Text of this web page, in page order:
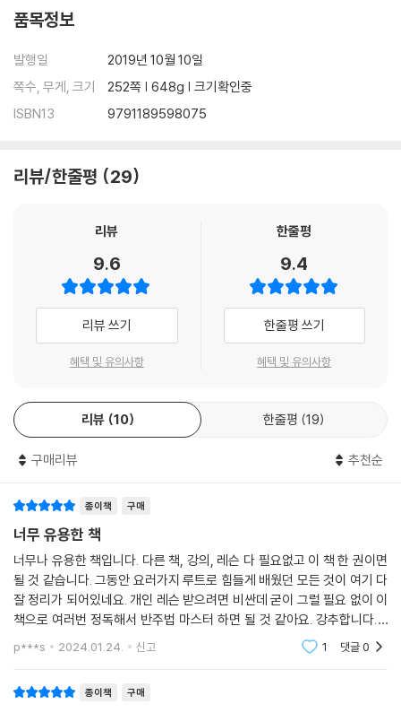
품목정보
발행일
2019년 10월 10일
쪽수, 무게, 크기
252쪽 | 648g | 크기확인중
ISBN13
9791189598075
리뷰/한줄평 29
리뷰
9.6
리뷰 쓰기
혜택 및 유의사항
한줄평
9.4
한줄평 쓰기
혜택 및 유의사항
리뷰 10 한줄평 19
구매리뷰 추천순
종이책 구매
너무 유용한 책
너무나 유용한 책입니다. 다른 책, 강의, 레슨 다 필요없고 이 책 한 권이면
될 것 같습니다. 그동안 요러가지 루트로 힘들게 배웠던 모든 것이 여기 다
잘 정리가 되어있네요. 개인 레슨 받으려면 비싼데 굳이 그럴 필요 없이 이
책으로 여러번 정독해서 반주법 마스터 하면 될 것 같아요. 강추합니다. 2
권도 주문했는데 2권도 기대가 됩니다. 이렇게 좋은 책을 써주셔서 감사합
니다.
p***s 2024.01.24. 신고 1 댓글0
종이책 구매